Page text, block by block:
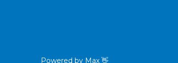
Powered by Max 👋